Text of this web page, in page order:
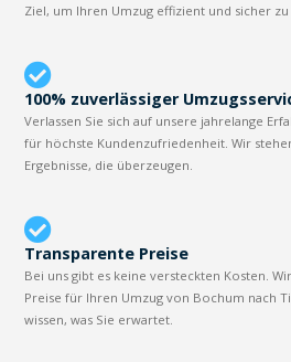
Ziel, um Ihren Umzug effizient und sicher zu
100% zuverlässiger
Verlassen Sie sich auf unsere jahrelange
für höchste Kundenzufriedenheit. Wir
Ergebnisse, die überzeugen.
Transparente Preise
Bei uns gibt es keine versteckten Kosten.
Preise für Ihren Umzug von Bochum nach
wissen, was Sie erwartet.